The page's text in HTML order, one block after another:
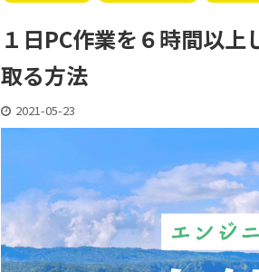
１日PC作業を６時間以
取る方法
2021-05-23